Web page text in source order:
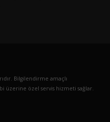
Bilgilendirme amaçlı
üzerine özel servis hizmeti sağlar.